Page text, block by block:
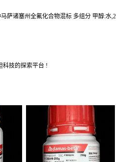
马萨诸塞州全氟化合物混标 多组分 甲醇:水,2
科技的探索平台 !